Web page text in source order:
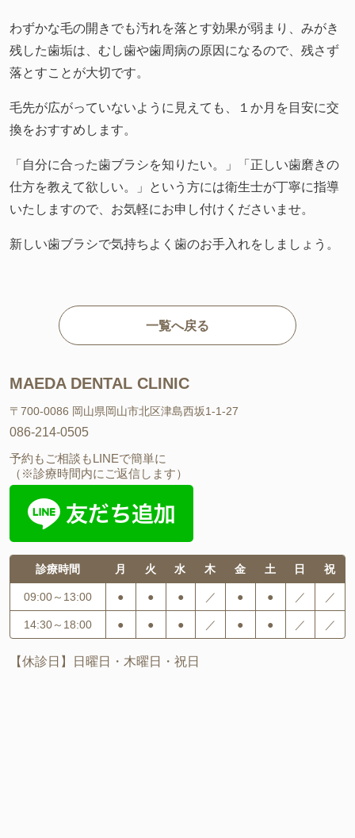
わずかな毛の開きでも汚れを落とす効果が弱まり、みがき
残した歯垢は、むし歯や歯周病の原因になるので、残さず
落とすことが大切です。
毛先が広がっていないように見えても、１か月を目安に交
換をおすすめします。
「自分に合った歯ブラシを知りたい。」「正しい歯磨きの
仕方を教えて欲しい。」という方には衛生士が丁寧に指導
いたしますので、お気軽にお申し付けくださいませ。
新しい歯ブラシで気持ちよく歯のお手入れをしましょう。
一覧へ戻る
MAEDA DENTAL CLINIC
〒700-0086 岡山県岡山市北区津島西坂1-1-27
086-214-0505
予約もご相談もLINEで簡単に
（※診療時間内にご返信します）
診療時間 月 火 水 木 金 土 日 祝
09:00～13:00 ● ● ● ／ ● ● ／ ／
14:30～18:00 ● ● ● ／ ● ● ／ ／
【休診日】日曜日・木曜日・祝日